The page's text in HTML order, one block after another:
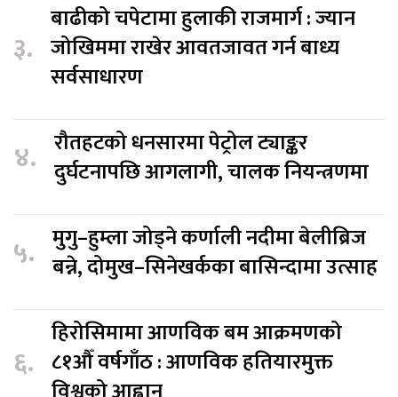
३.
बाढीको चपेटामा हुलाकी राजमार्ग : ज्यान
जोखिममा राखेर आवतजावत गर्न बाध्य
सर्वसाधारण
४. रौतहटको धनसारमा पेट्रोल ट्याङ्कर
दुर्घटनापछि आगलागी, चालक नियन्त्रणमा
५. मुगु–हुम्ला जोड्ने कर्णाली नदीमा बेलीब्रिज
बन्ने, दोमुख–सिनेखर्कका बासिन्दामा उत्साह
६.
हिरोसिमामा आणविक बम आक्रमणको
८१औँ वर्षगाँठ : आणविक हतियारमुक्त